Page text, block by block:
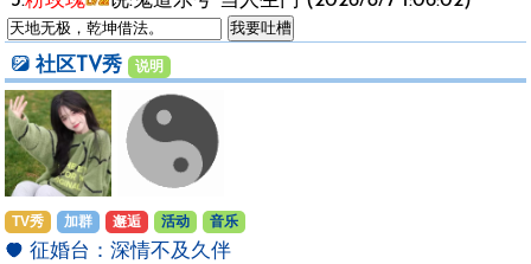
社区TV秀 说明
TV秀 加群 邂逅 活动 音乐
征婚台： 深情不及久伴